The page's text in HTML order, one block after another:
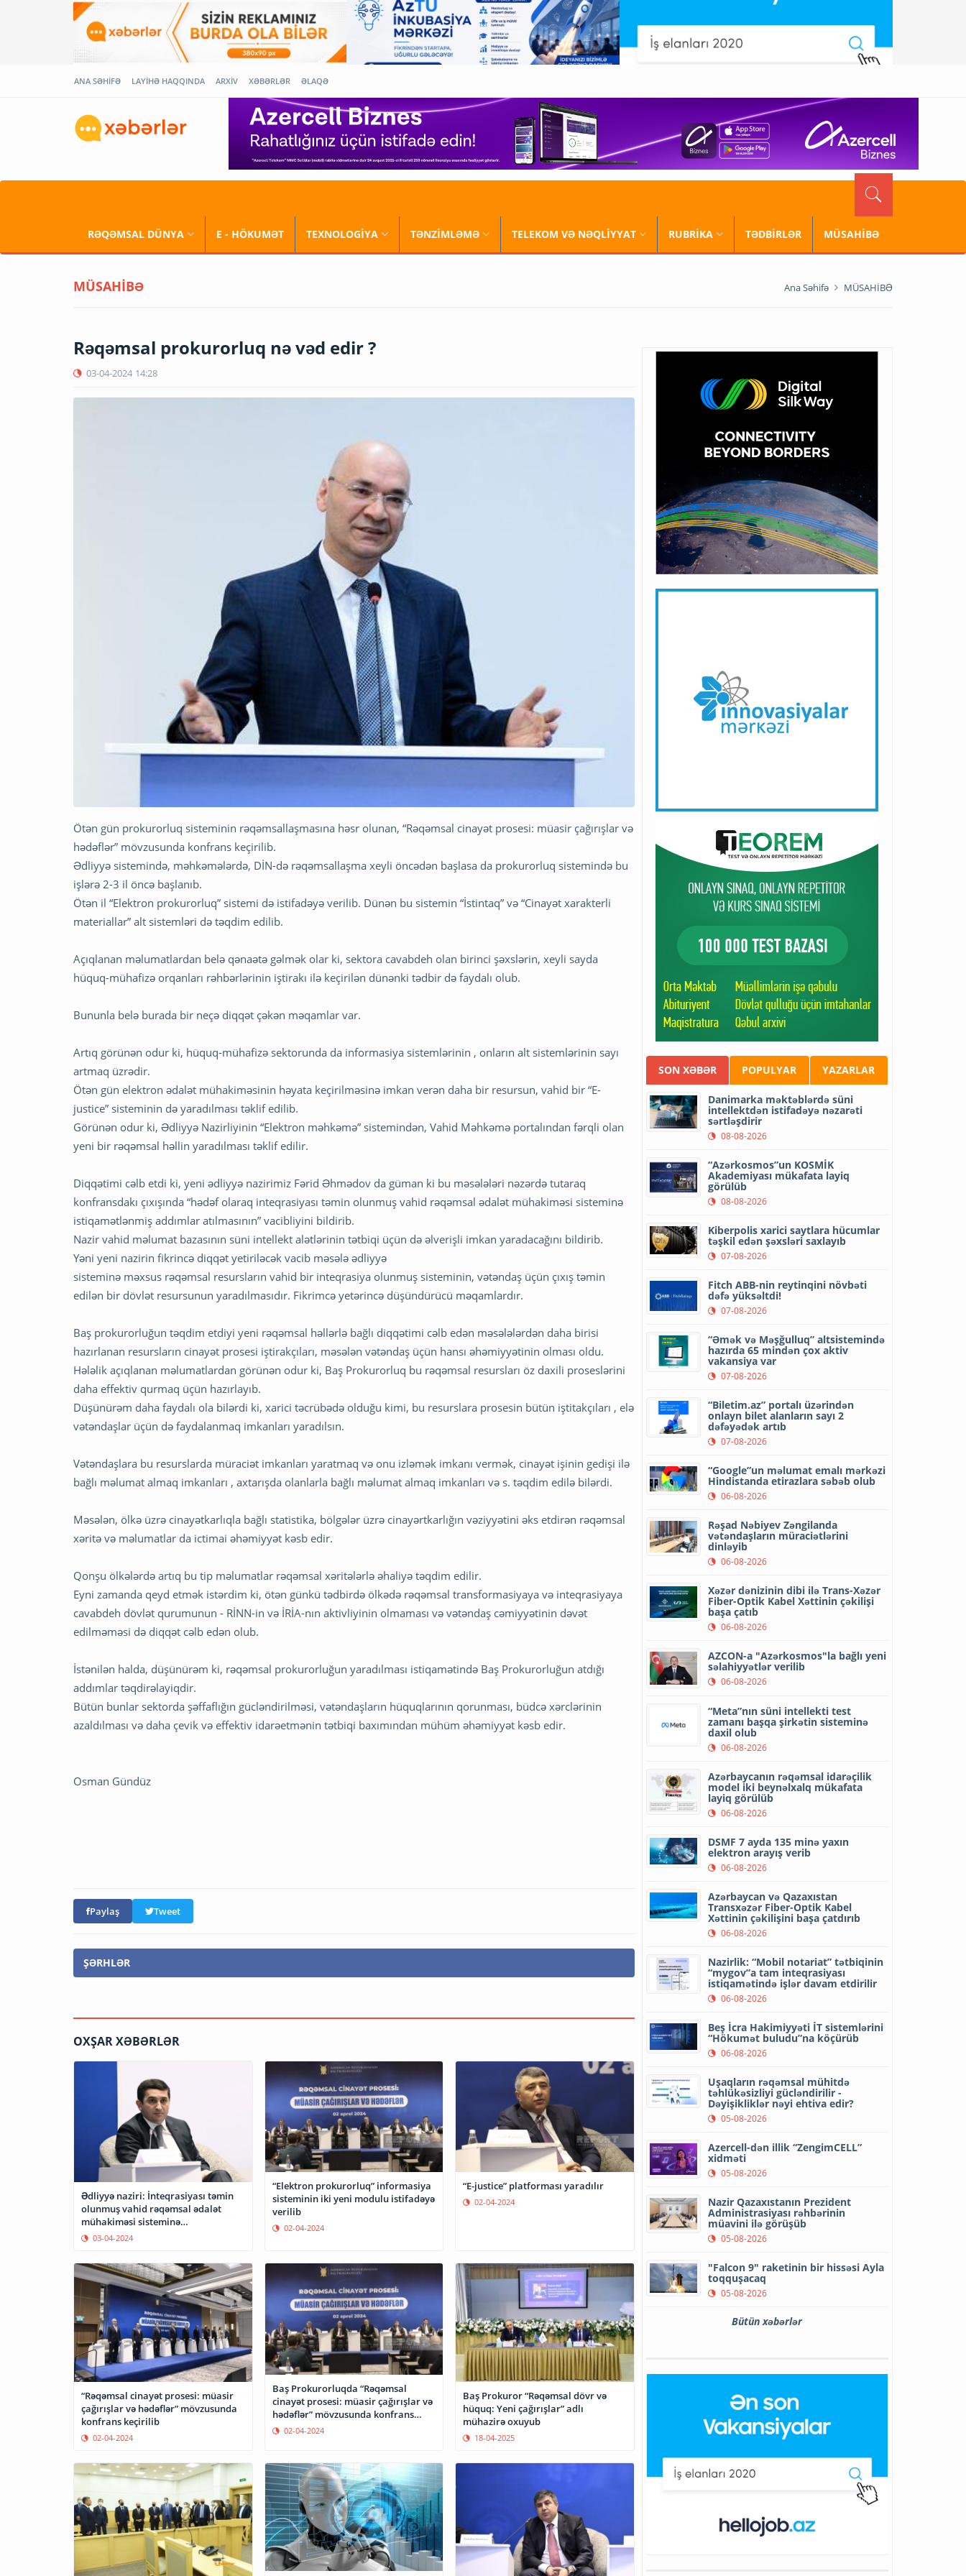
ANA SƏHİFƏ LAYİHƏ HAQQINDA ARXİV XƏBƏRLƏR ƏLAQƏ
RƏQƏMSAL DÜNYA E - HÖKUMƏT TEXNOLOGİYA TƏNZİMLƏMƏ TELEKOM VƏ NƏQLİYYAT RUBRİKA TƏDBİRLƏR MÜSAHİBƏ
MÜSAHİBƏ Ana Səhifə MÜSAHİBƏ
Rəqəmsal prokurorluq nə vəd edir ?
03-04-2024 14:28
Ötən gün prokurorluq sisteminin rəqəmsallaşmasına həsr olunan, “Rəqəmsal cinayət prosesi: müasir çağırışlar və
hədəflər” mövzusunda konfrans keçirilib.
Ədliyyə sistemində, məhkəmələrdə, DİN-də rəqəmsallaşma xeyli öncədən başlasa da prokurorluq sistemində bu
işlərə 2-3 il öncə başlanıb.
Ötən il “Elektron prokurorluq” sistemi də istifadəyə verilib. Dünən bu sistemin “İstintaq” və “Cinayət xarakterli
materiallar” alt sistemləri də təqdim edilib.
Açıqlanan məlumatlardan belə qənaətə gəlmək olar ki, sektora cavabdeh olan birinci şəxslərin, xeyli sayda
hüquq-mühafizə orqanları rəhbərlərinin iştirakı ilə keçirilən dünənki tədbir də faydalı olub.
Bununla belə burada bir neçə diqqət çəkən məqamlar var.
Artıq görünən odur ki, hüquq-mühafizə sektorunda da informasiya sistemlərinin , onların alt sistemlərinin sayı
artmaq üzrədir.
Ötən gün elektron ədalət mühakiməsinin həyata keçirilməsinə imkan verən daha bir resursun, vahid bir “E-
justice” sisteminin də yaradılması təklif edilib.
Görünən odur ki, Ədliyyə Nazirliyinin “Elektron məhkəmə” sistemindən, Vahid Məhkəmə portalından fərqli olan
yeni bir rəqəmsal həllin yaradılması təklif edilir.
Diqqətimi cəlb etdi ki, yeni ədliyyə nazirimiz Fərid Əhmədov da güman ki bu məsələləri nəzərdə tutaraq
konfransdakı çıxışında “hədəf olaraq inteqrasiyası təmin olunmuş vahid rəqəmsal ədalət mühakiməsi sisteminə
istiqamətlənmiş addımlar atılmasının” vacibliyini bildirib.
Nazir vahid məlumat bazasının süni intellekt alətlərinin tətbiqi üçün də əlverişli imkan yaradacağını bildirib.
Yəni yeni nazirin fikrincə diqqət yetiriləcək vacib məsələ ədliyyə
sisteminə məxsus rəqəmsal resursların vahid bir inteqrasiya olunmuş sisteminin, vətəndaş üçün çıxış təmin
edilən bir dövlət resursunun yaradılmasıdır. Fikrimcə yetərincə düşündürücü məqamlardır.
Baş prokurorluğun təqdim etdiyi yeni rəqəmsal həllərlə bağlı diqqətimi cəlb edən məsələlərdən daha birisi
hazırlanan resursların cinayət prosesi iştirakçıları, məsələn vətəndaş üçün hansı əhəmiyyətinin olması oldu.
Hələlik açıqlanan məlumatlardan görünən odur ki, Baş Prokurorluq bu rəqəmsal resursları öz daxili proseslərini
daha effektiv qurmaq üçün hazırlayıb.
Düşünürəm daha faydalı ola bilərdi ki, xarici təcrübədə olduğu kimi, bu resurslara prosesin bütün iştitakçıları , elə
vətəndaşlar üçün də faydalanmaq imkanları yaradılsın.
Vətəndaşlara bu resurslarda müraciət imkanları yaratmaq və onu izləmək imkanı vermək, cinayət işinin gedişi ilə
bağlı məlumat almaq imkanları , axtarışda olanlarla bağlı məlumat almaq imkanları və s. təqdim edilə bilərdi.
Məsələn, ölkə üzrə cinayətkarlıqla bağlı statistika, bölgələr üzrə cinayərtkarlığın vəziyyətini əks etdirən rəqəmsal
xəritə və məlumatlar da ictimai əhəmiyyət kəsb edir.
Qonşu ölkələrdə artıq bu tip məlumatlar rəqəmsal xəritələrlə əhaliyə təqdim edilir.
Eyni zamanda qeyd etmək istərdim ki, ötən günkü tədbirdə ölkədə rəqəmsal transformasiyaya və inteqrasiyaya
cavabdeh dövlət qurumunun - RİNN-in və İRİA-nın aktivliyinin olmaması və vətəndaş cəmiyyətinin dəvət
edilməməsi də diqqət cəlb edən olub.
İstənilən halda, düşünürəm ki, rəqəmsal prokurorluğun yaradılması istiqamətində Baş Prokurorluğun atdığı
addımlar təqdirəlayiqdir.
Bütün bunlar sektorda şəffaflığın gücləndirilməsi, vətəndaşların hüquqlarının qorunması, büdcə xərclərinin
azaldılması və daha çevik və effektiv idarəetmənin tətbiqi baxımından mühüm əhəmiyyət kəsb edir.
Osman Gündüz
Paylaş Tweet
ŞƏRHLƏR
OXŞAR XƏBƏRLƏR
Ədliyyə naziri: İnteqrasiyası təmin
olunmuş vahid rəqəmsal ədalət
mühakiməsi sisteminə
istiqamətlənmiş addımlar atmalıyıq
03-04-2024
“Elektron prokurorluq” informasiya
sisteminin iki yeni modulu istifadəyə
verilib
02-04-2024
“E-justice” platforması yaradılır
02-04-2024
“Rəqəmsal cinayət prosesi: müasir
çağırışlar və hədəflər” mövzusunda
konfrans keçirilib
02-04-2024
Baş Prokurorluqda “Rəqəmsal
cinayət prosesi: müasir çağırışlar və
hədəflər” mövzusunda konfrans
keçirilir
02-04-2024
Baş Prokuror “Rəqəmsal dövr və
hüquq: Yeni çağırışlar” adlı
mühazirə oxuyub
18-04-2025
SON XƏBƏR POPULYAR YAZARLAR
Danimarka məktəblərdə süni
intellektdən istifadəyə nəzarəti
sərtləşdirir
08-08-2026
“Azərkosmos”un KOSMİK
Akademiyası mükafata layiq
görülüb
08-08-2026
Kiberpolis xarici saytlara hücumlar
təşkil edən şəxsləri saxlayıb
07-08-2026
Fitch ABB-nin reytinqini növbəti
dəfə yüksəltdi!
07-08-2026
“Əmək və Məşğulluq” altsistemində
hazırda 65 mindən çox aktiv
vakansiya var
07-08-2026
“Biletim.az” portalı üzərindən
onlayn bilet alanların sayı 2
dəfəyədək artıb
07-08-2026
“Google”un məlumat emalı mərkəzi
Hindistanda etirazlara səbəb olub
06-08-2026
Rəşad Nəbiyev Zəngilanda
vətəndaşların müraciətlərini
dinləyib
06-08-2026
Xəzər dənizinin dibi ilə Trans-Xəzər
Fiber-Optik Kabel Xəttinin çəkilişi
başa çatıb
06-08-2026
AZCON-a "Azərkosmos"la bağlı yeni
səlahiyyətlər verilib
06-08-2026
“Meta”nın süni intellekti test
zamanı başqa şirkətin sisteminə
daxil olub
06-08-2026
Azərbaycanın rəqəmsal idarəçilik
model iki beynəlxalq mükafata
layiq görülüb
06-08-2026
DSMF 7 ayda 135 minə yaxın
elektron arayış verib
06-08-2026
Azərbaycan və Qazaxıstan
Transxəzər Fiber-Optik Kabel
Xəttinin çəkilişini başa çatdırıb
06-08-2026
Nazirlik: “Mobil notariat” tətbiqinin
“mygov”a tam inteqrasiyası
istiqamətində işlər davam etdirilir
06-08-2026
Beş İcra Hakimiyyəti İT sistemlərini
“Hökumət buludu”na köçürüb
06-08-2026
Uşaqların rəqəmsal mühitdə
təhlükəsizliyi gücləndirilir -
Dəyişikliklər nəyi ehtiva edir?
05-08-2026
Azercell-dən illik “ZengimCELL”
xidməti
05-08-2026
Nazir Qazaxıstanın Prezident
Administrasiyası rəhbərinin
müavini ilə görüşüb
05-08-2026
"Falcon 9" raketinin bir hissəsi Ayla
toqquşacaq
05-08-2026
Bütün xəbərlər